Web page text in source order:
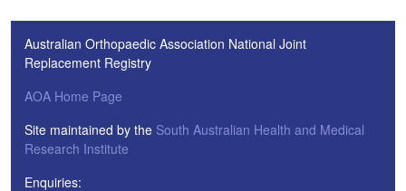
Australian Orthopaedic Association National Joint
Replacement Registry
AOA Home Page
Site maintained by the South Australian Health and Medical
Research Institute
Enquiries: